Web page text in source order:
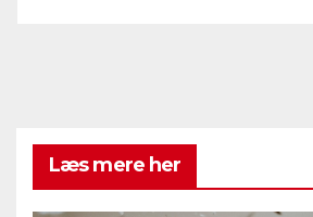
Læs mere her